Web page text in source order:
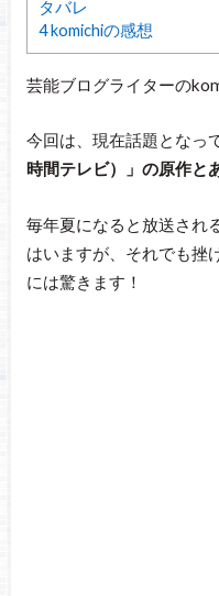
タバレ
4komichiの感想
芸能ブログライターの
今回は、現在話題となっ
時間テレビ）」の原作と
毎年夏になると放送され
はいますが、それでも挫
には驚きます！